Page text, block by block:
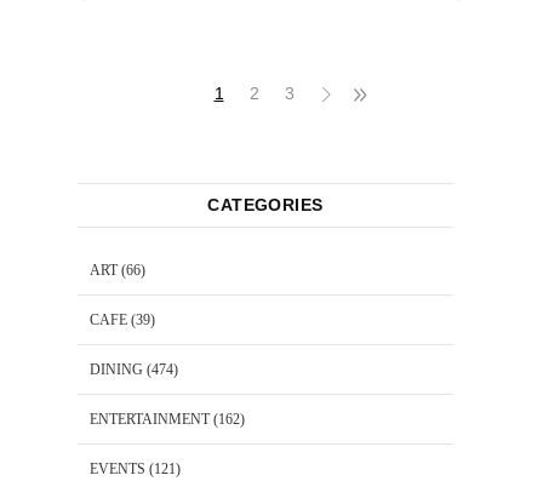
1 2 3
CATEGORIES
ART(66)
CAFE (39)
DINING (474)
ENTERTAINMENT(162)
EVENTS (121)